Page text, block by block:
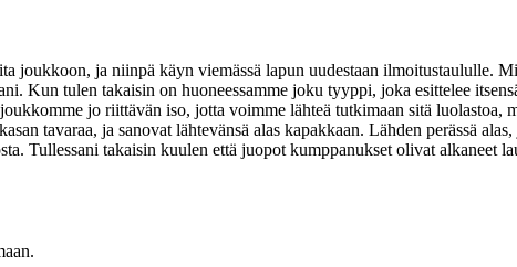
joukkoon, ja niinpä käyn viemässä lapun uudestaan ilmoitustaululle.
Kun tulen takaisin on huoneessamme joku tyyppi, joka esittelee
jo riittävän iso, jotta voimme lähteä tutkimaan sitä luolastoa,
tavaraa, ja sanovat lähtevänsä alas kapakkaan. Lähden perässä
Tullessani takaisin kuulen että juopot kumppanukset olivat alkaneet